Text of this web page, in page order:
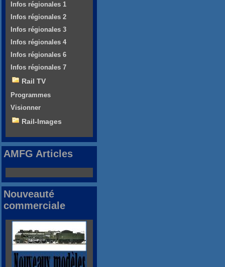
Infos régionales 1
Infos régionales 2
Infos régionales 3
Infos régionales 4
Infos régionales 6
Infos régionales 7
Rail TV
Programmes
Visionner
Rail-Images
AMFG Articles
Nouveauté
commerciale